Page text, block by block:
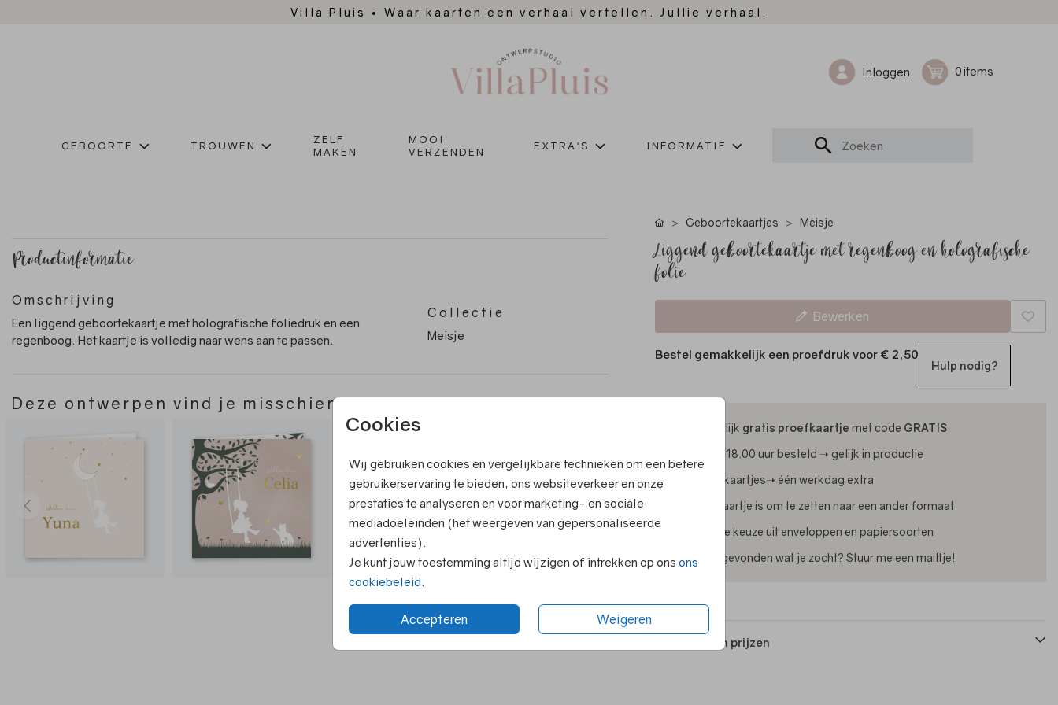
Villa Pluis • Waar kaarten een verhaal vertellen. Jullie verhaal.
Inloggen 0
GEBOORTE TROUWEN
ZELF
MAKEN
MOOI
VERZENDEN
EXTRA'S INFORMATIE
Cookies
Wij gebruiken cookies en vergelijkbare technieken om een betere
gebruikerservaring te bieden, ons websiteverkeer en onze
prestaties te analyseren en voor marketing- en sociale
mediadoeleinden (het weergeven van gepersonaliseerde
advertenties).
Je kunt jouw toestemming altijd wijzigen of intrekken op ons ons
cookiebeleid
Accepteren Weigeren
Productinformatie
Omschrijving
Een liggend geboortekaartje met holografische foliedruk en een
regenboog. Het kaartje is volledig naar wens aan te passen.
Collectie
Meisje
Deze ontwerpen vind je misschien ook leuk
Geboortekaartjes Meisje
Liggend geboortekaartje met regenboog en holografische
folie
Bewerken
Bestel gemakkelijk een proefdruk voor € 2,50
Hulp nodig?
Tijdelijk gratis proefkaartje met code GRATIS
Voor 18.00 uur besteld ➝ gelijk in productie
Foliekaartjes➝ één werkdag extra
Elk kaartje is om te zetten naar een ander formaat
Ruime keuze uit enveloppen en papiersoorten
Niet gevonden wat je zocht? Stuur me een mailtje!
Formaten en prijzen